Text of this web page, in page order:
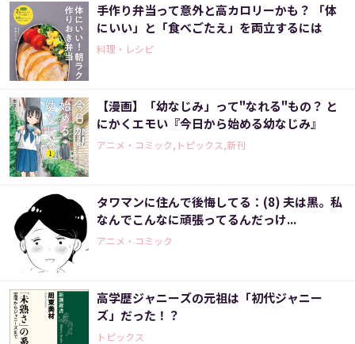
手作り弁当って意外と高カロリーかも？ 「体
にいい」と「食べごたえ」を両立するには
料理・レシピ
【漫画】「幼なじみ」って"なれる"もの？ と
にかくエモい『今日から始める幼なじみ』
アニメ・コミック,トピックス,新刊
タワマンに住んで後悔してる：(8) 夫は黒。私
なんでこんなに頑張ってるんだっけ...
アニメ・コミック
高学歴ジャニーズの元祖は「初代ジャニー
ズ」だった！？
トピックス